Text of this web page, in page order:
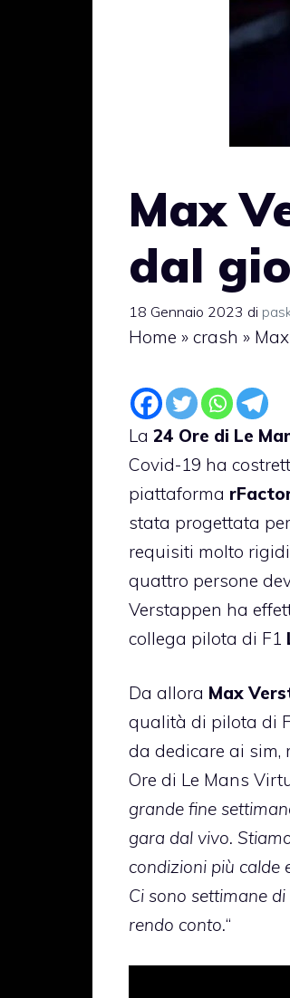
Max
dal
18 Gennaio 2023 di
Home » crash »
La 24 Ore di Le
Covid-19 ha
piattaforma
stata progettata
requisiti molto
quattro persone
Verstappen ha
collega pilota di F1
Da allora Max
qualità di pilota di
da dedicare ai sim,
Ore di Le Mans
grande fine
gara dal vivo.
condizioni più calde
Ci sono settimane
rendo conto.“